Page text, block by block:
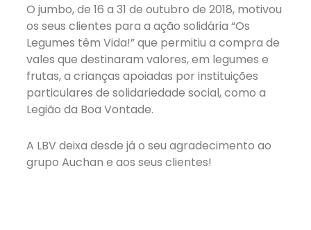
O jumbo, de 16 a 31 de outubro de 2018, motivou
os seus clientes para a ação solidária “Os
Legumes têm Vida!” que permitiu a compra de
vales que destinaram valores, em legumes e
frutas, a crianças apoiadas por instituições
particulares de solidariedade social, como a
Legião da Boa Vontade.
A LBV deixa desde já o seu agradecimento ao
grupo Auchan e aos seus clientes!